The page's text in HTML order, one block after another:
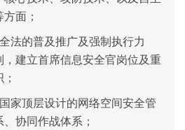
面；
法的普及推广及强制执行力
建立首席信息安全官岗位及重
家顶层设计的网络空间安全管
协同作战体系；